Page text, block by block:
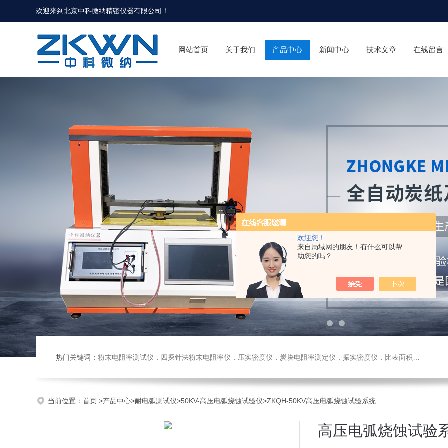
欢迎您！
来自局域网的朋友！有什么可以帮
助您的吗？
欢迎来到北京中科微纳精密仪器有限公司！
网站首页 关于我们 产品中心 新闻中心 技术文章 在线留言
热门关键词： 粉末电阻率测试仪，四探针法粉末电阻率仪，压实密度仪，炭块电阻率测定仪，振实密度仪，比表面积测试仪，真密度仪，炭块热膨胀仪，炭块透气率仪，炭块二氧化碳反应测定仪
当前位置： 首页 >产品中心>耐电弧测试仪>50KV-高压电弧烧蚀试验仪>ZKQH-50KV高压电弧烧蚀试验系统
高压电弧烧蚀试验